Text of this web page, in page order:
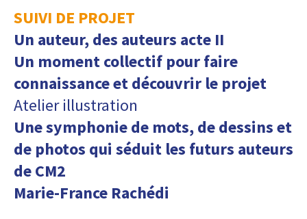
SUIVI DE PROJET
Un auteur, des auteurs acte II
Un moment collectif pour faire
connaissance et découvrir le projet
Atelier illustration
Une symphonie de mots, de dessins et
de photos qui séduit les futurs auteurs
de CM2
Marie-France Rachédi